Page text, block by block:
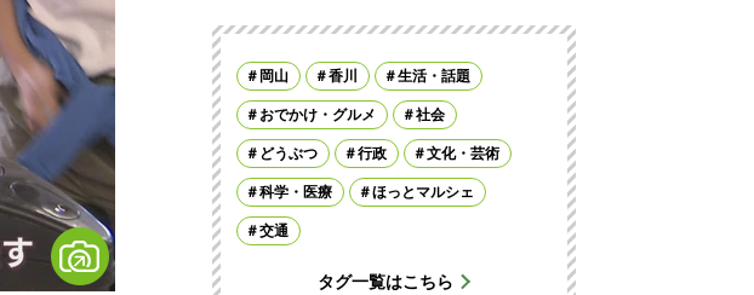
岡山 香川 生活・話題
おでかけ・グルメ 社会
どうぶつ 行政 文化・芸術
科学・医療 ほっとマルシェ
交通
タグ一覧はこちら